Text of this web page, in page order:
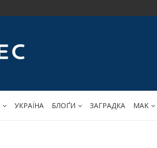
УКРАЇНА БЛОҐИ ЗАГРАДКА МАK